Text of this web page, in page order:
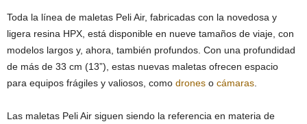
Toda la línea de maletas Peli Air, fabricadas con la novedosa y
ligera resina HPX, está disponible en nueve tamaños de viaje, con
modelos largos y, ahora, también profundos. Con una profundidad
de más de 33 cm (13”), estas nuevas maletas ofrecen espacio
para equipos frágiles y valiosos, como drones o cámaras
Las maletas Peli Air siguen siendo la referencia en materia de